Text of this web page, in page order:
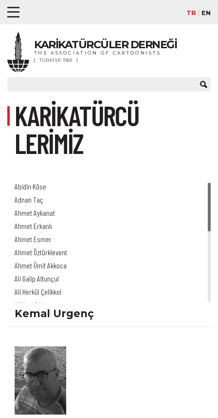
TR EN
KARİKATÜRCÜLER DERNEĞİ
THE ASSOCIATION OF CARTOONISTS
TÜRKİYE 1969
KARİKATÜRCÜ
LERİMİZ
Abidin Köse
Adnan Taç
Ahmet Aykanat
Ahmet Erkanlı
Ahmet Esmer
Ahmet Öztürklevent
Ahmet Ümit Akkoca
Ali Galip Altunçul
Ali Herkül Çelikkol
Ali Kamil Uzun
Ali Şur
Alinur Uğurpakkan
Alp Tamer Ulukılıç
Akdağ Saydut
Akın Önder
Altan Erbulak
Altan Özeskici
Kemal Urgenç